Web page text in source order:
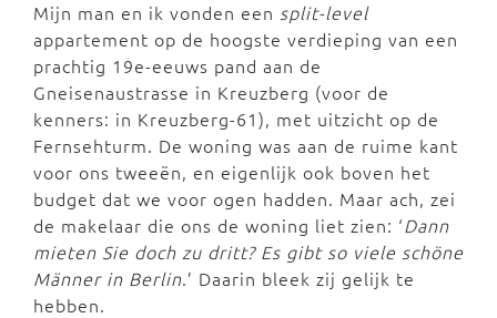
Mijn man en ik vonden een split-level
appartement op de hoogste verdieping van een
prachtig 19e-eeuws pand aan de
Gneisenaustrasse in Kreuzberg (voor de
kenners: in Kreuzberg-61), met uitzicht op de
Fernsehturm. De woning was aan de ruime kant
voor ons tweeën, en eigenlijk ook boven het
budget dat we voor ogen hadden. Maar ach, zei
de makelaar die ons de woning liet zien: ‘Dann
mieten Sie doch zu dritt? Es gibt so viele schöne
Männer in Berlin.’ Daarin bleek zij gelijk te
hebben.